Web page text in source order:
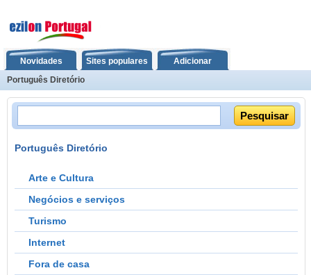
Novidades Sites populares
Adicionar
Português Diretório
Português Diretório
Arte e Cultura
Negócios e serviços
Turismo
Internet
Fora de casa